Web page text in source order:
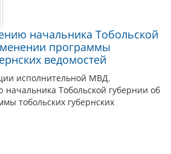
начальника Тобольской
программы
ведомостей
исполнительной МВД.
Тобольской губернии об
тобольских губернских